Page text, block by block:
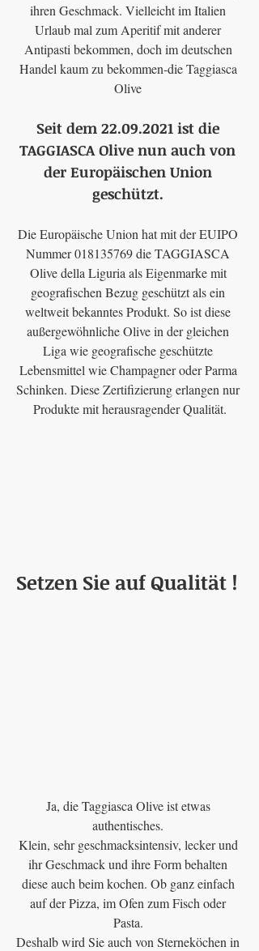
ihren Geschmack. Vielleicht im Italien
Urlaub mal zum Aperitif mit anderer
Antipasti bekommen, doch im deutschen
Handel kaum zu bekommen-die Taggiasca
Olive
Seit dem 22.09.2021 ist die
TAGGIASCA Olive nun auch von
der Europäischen Union
geschützt.
Die Europäische Union hat mit der EUIPO
Nummer 018135769 die TAGGIASCA
Olive della Liguria als Eigenmarke mit
geografischen Bezug geschützt als ein
weltweit bekanntes Produkt. So ist diese
außergewöhnliche Olive in der gleichen
Liga wie geografische geschützte
Lebensmittel wie Champagner oder Parma
Schinken. Diese Zertifizierung erlangen nur
Produkte mit herausragender Qualität.
Setzen Sie auf Qualität !
Ja, die Taggiasca Olive ist etwas
authentisches.
Klein, sehr geschmacksintensiv, lecker und
ihr Geschmack und ihre Form behalten
diese auch beim kochen. Ob ganz einfach
auf der Pizza, im Ofen zum Fisch oder
Pasta.
Deshalb wird Sie auch von Sterneköchen in